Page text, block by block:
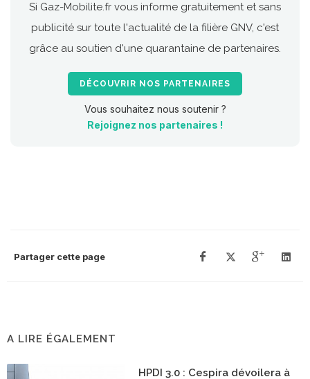
Si Gaz-Mobilite.fr vous informe gratuitement et sans
publicité sur toute l'actualité de la filière GNV, c'est
grâce au soutien d'une quarantaine de partenaires.
DÉCOUVRIR NOS PARTENAIRES
Vous souhaitez nous soutenir ?
Rejoignez nos partenaires !
Partager cette page
A LIRE ÉGALEMENT
HPDI 3.0 : Cespira dévoilera à